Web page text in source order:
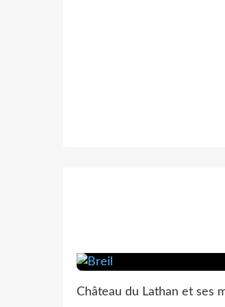
Château du Lathan et ses